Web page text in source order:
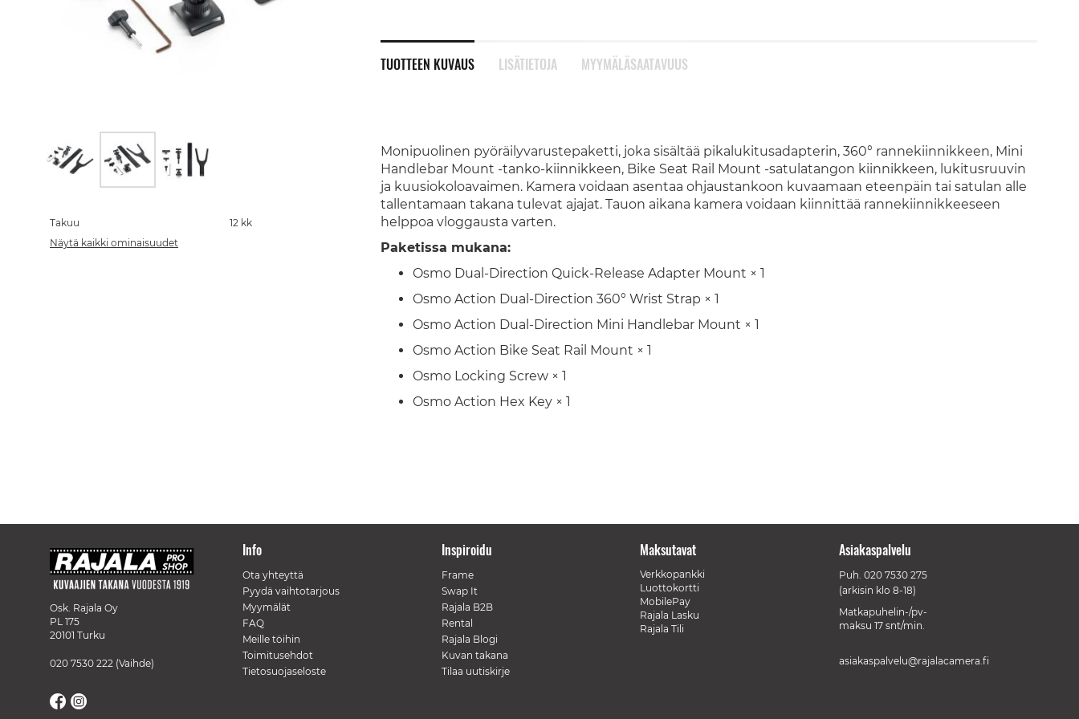
TUOTTEEN KUVAUS
Monipuolinen pyöräilyvarustepaketti, joka sisältää pikalukitusadapterin, 360° rannekiinnikkeen, Mini
Handlebar Mount -tanko-kiinnikkeen, Bike Seat Rail Mount -satulatangon kiinnikkeen, lukitusruuvin
ja kuusiokoloavaimen. Kamera voidaan asentaa ohjaustankoon kuvaamaan eteenpäin tai satulan alle
tallentamaan takana tulevat ajajat. Tauon aikana kamera voidaan kiinnittää rannekiinnikkeeseen
helppoa vloggausta varten.
Paketissa mukana:
Osmo Dual-Direction Quick-Release Adapter Mount × 1
Osmo Action Dual-Direction 360° Wrist Strap × 1
Osmo Action Dual-Direction Mini Handlebar Mount × 1
Osmo Action Bike Seat Rail Mount × 1
Osmo Locking Screw × 1
Osmo Action Hex Key × 1
LISÄTIETOJA MYYMÄLÄSAATAVUUS
the
beginning
of
Takuu
12 kk
Näytä kaikki ominaisuudet
Osk. Rajala Oy
PL 175
20101 Turku
020 7530 222 (Vaihde)
Info
Ota yhteyttä
Pyydä vaihtotarjous
Myymälät
FAQ
Meille töihin
Toimitusehdot
Tietosuojaseloste
Inspiroidu
Frame
Swap It
Rajala B2B
Rental
Rajala Blogi
Kuvan takana
Tilaa uutiskirje
Maksutavat
Verkkopankki
Luottokortti
MobilePay
Rajala Lasku
Rajala Tili
Asiakaspalvelu
Puh. 020 7530 275
(arkisin klo 8-18)
Matkapuhelin-/pv-
maksu 17 snt/min.
asiakaspalvelu@rajalacamera.fi